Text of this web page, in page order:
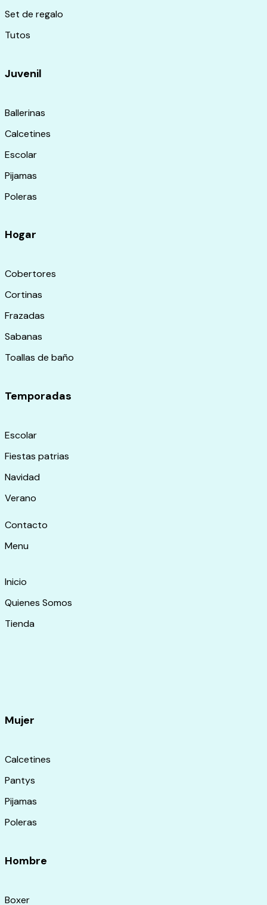
Set de regalo
Tutos
Juvenil
Ballerinas
Calcetines
Escolar
Pijamas
Poleras
Hogar
Cobertores
Cortinas
Frazadas
Sabanas
Toallas de baño
Temporadas
Escolar
Fiestas patrias
Navidad
Verano
Contacto
Menu
Inicio
Quienes Somos
Tienda
Mujer
Calcetines
Pantys
Pijamas
Poleras
Hombre
Boxer